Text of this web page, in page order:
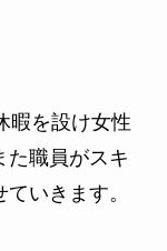
暇を設け女性
た職員がスキ
いきます。